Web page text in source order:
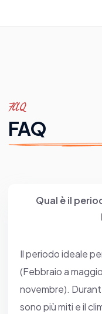
FAQ
FAQ
Qual è il
Il periodo ideale
(Febbraio a
novembre).
sono più miti e il